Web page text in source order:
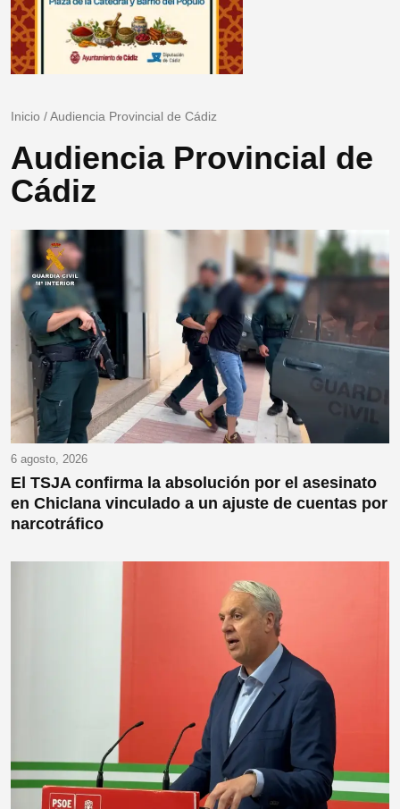
Inicio /Audiencia Provincial de Cádiz
Audiencia Provincial de
Cádiz
6 agosto, 2026
El TSJA confirma la absolución por el asesinato
en Chiclana vinculado a un ajuste de cuentas por
narcotráfico